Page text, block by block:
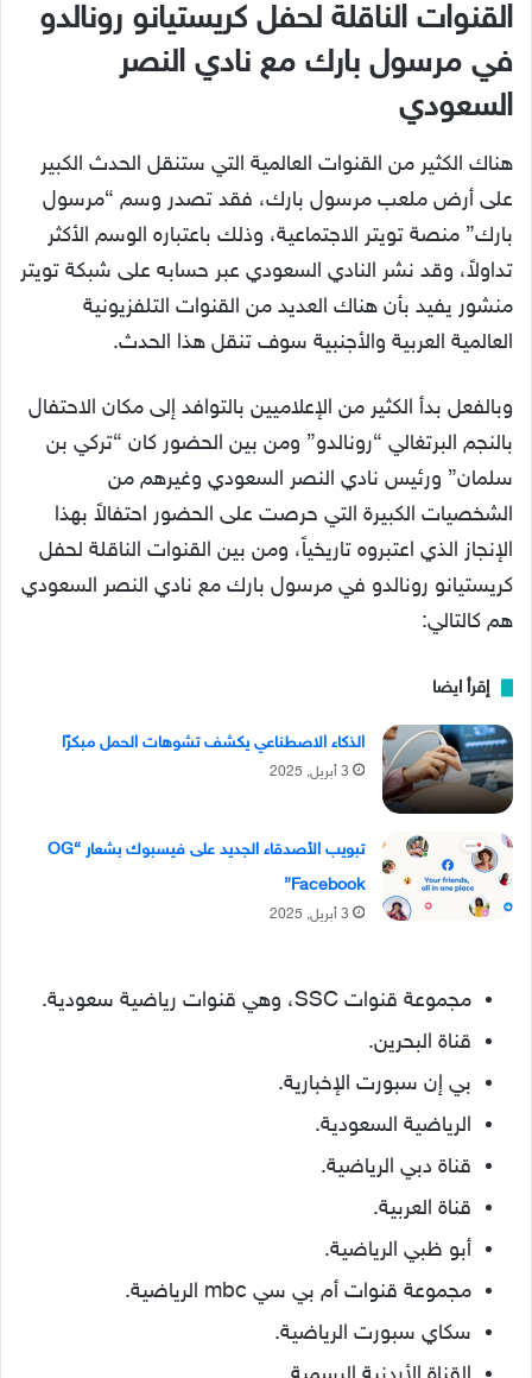
القنوات الناقلة لحفل كريستيانو رونالدو
في مرسول بارك مع نادي النصر
السعودي
هناك الكثير من القنوات العالمية التي ستنقل الحدث الكبير
على أرض ملعب مرسول بارك، فقد تصدر وسم “مرسول
بارك” منصة تويتر الاجتماعية، وذلك باعتباره الوسم الأكثر
تداولاً، وقد نشر النادي السعودي عبر حسابه على شبكة تويتر
منشور يفيد بأن هناك العديد من القنوات التلفزيونية
العالمية العربية والأجنبية سوف تنقل هذا الحدث.
وبالفعل بدأ الكثير من الإعلاميين بالتوافد إلى مكان الاحتفال
بالنجم البرتغالي “رونالدو” ومن بين الحضور كان “تركي بن
سلمان” ورئيس نادي النصر السعودي وغيرهم من
الشخصيات الكبيرة التي حرصت على الحضور احتفالاً بهذا
الإنجاز الذي اعتبروه تاريخياً، ومن بين القنوات الناقلة لحفل
كريستيانو رونالدو في مرسول بارك مع نادي النصر السعودي
هم كالتالي:
إقرأ ايضا
الذكاء الاصطناعي يكشف تشوهات الحمل مبكرًا
3 أبريل, 2025
تبويب الأصدقاء الجديد على فيسبوك بشعار “OG
Facebook”
3 أبريل, 2025
مجموعة قنوات SSC، وهي قنوات رياضية سعودية.
قناة البحرين.
بي إن سبورت الإخبارية.
الرياضية السعودية.
قناة دبي الرياضية.
قناة العربية.
أبو ظبي الرياضية.
مجموعة قنوات أم بي سي mbc الرياضية.
سكاي سبورت الرياضية.